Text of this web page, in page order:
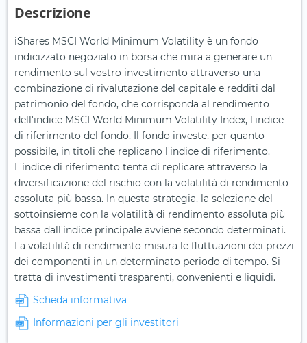
Descrizione
iShares MSCI World Minimum Volatility è un fondo
indicizzato negoziato in borsa che mira a generare un
rendimento sul vostro investimento attraverso una
combinazione di rivalutazione del capitale e redditi dal
patrimonio del fondo, che corrisponda al rendimento
dell'indice MSCI World Minimum Volatility Index, l'indice
di riferimento del fondo. Il fondo investe, per quanto
possibile, in titoli che replicano l'indice di riferimento.
L'indice di riferimento tenta di replicare attraverso la
diversificazione del rischio con la volatilità di rendimento
assoluta più bassa. In questa strategia, la selezione del
sottoinsieme con la volatilità di rendimento assoluta più
bassa dall'indice principale avviene secondo determinati.
La volatilità di rendimento misura le fluttuazioni dei prezzi
dei componenti in un determinato periodo di tempo. Si
tratta di investimenti trasparenti, convenienti e liquidi.
Scheda informativa
Informazioni per gli investitori